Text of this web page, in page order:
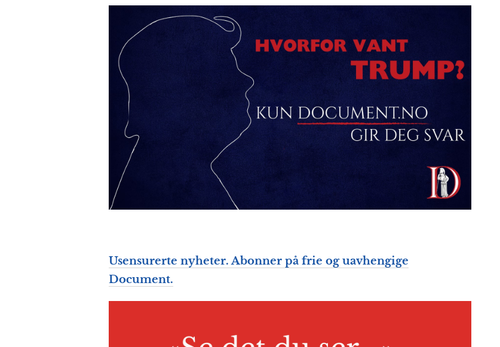
Usensurerte nyheter. Abonner på frie og uavhengige
Document.